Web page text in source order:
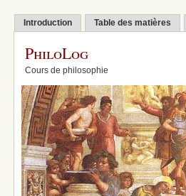
Introduction Table des matières
PhiloLog
Cours de philosophie